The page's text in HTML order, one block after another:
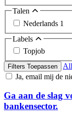
Talen
Nederlands 1
Labels
Topjob
Filters Toepassen
Ja, email mij de
Ga aan de slag
bankensector.